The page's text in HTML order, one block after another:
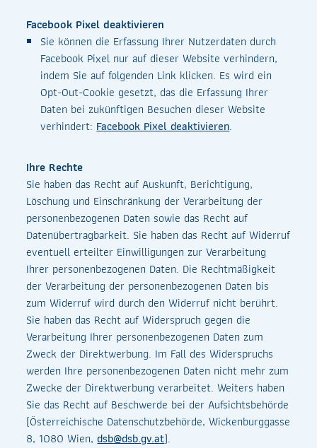
Facebook Pixel deaktivieren
Sie können die Erfassung Ihrer Nutzerdaten durch
Facebook Pixel nur auf dieser Website verhindern,
indem Sie auf folgenden Link klicken. Es wird ein
Opt-Out-Cookie gesetzt, das die Erfassung Ihrer
Daten bei zukünftigen Besuchen dieser Website
verhindert: Facebook Pixel deaktivieren.
Ihre Rechte
Sie haben das Recht auf Auskunft, Berichtigung,
Löschung und Einschränkung der Verarbeitung der
personenbezogenen Daten sowie das Recht auf
Datenübertragbarkeit. Sie haben das Recht auf Widerruf
eventuell erteilter Einwilligungen zur Verarbeitung
Ihrer personenbezogenen Daten. Die Rechtmäßigkeit
der Verarbeitung der personenbezogenen Daten bis
zum Widerruf wird durch den Widerruf nicht berührt.
Sie haben das Recht auf Widerspruch gegen die
Verarbeitung Ihrer personenbezogenen Daten zum
Zweck der Direktwerbung. Im Fall des Widerspruchs
werden Ihre personenbezogenen Daten nicht mehr zum
Zwecke der Direktwerbung verarbeitet. Weiters haben
Sie das Recht auf Beschwerde bei der Aufsichtsbehörde
(Österreichische Datenschutzbehörde, Wickenburggasse
8, 1080 Wien,dsb@dsb.gv.at).